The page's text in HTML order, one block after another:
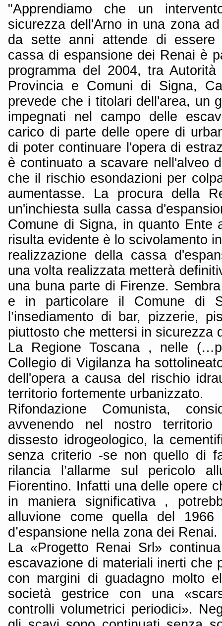
"Apprendiamo che un
sicurezza dell'Arno in una zona
da sette anni attende di essere
cassa di espansione dei Renai è
programma del 2004, tra
Provincia e Comuni di Signa,
prevede che i titolari dell'area, un
impegnati nel campo delle
carico di parte delle opere di
di poter continuare l'opera di
è continuato a scavare nell'alveo
che il rischio esondazioni per
aumentasse. La procura della
un'inchiesta sulla cassa
Comune di Signa, in quanto Ente
risulta evidente è lo scivolamento
realizzazione della cassa
una volta realizzata metterà
una buna parte di Firenze.
e in particolare il Comune di
l’insediamento di bar, pizzerie,
piuttosto che mettersi in sicurezza
La Regione Toscana , nelle
Collegio di Vigilanza ha
dell'opera a causa del rischio
territorio fortemente urbanizzato.
Rifondazione Comunista,
avvenendo nel nostro
dissesto idrogeologico, la
senza criterio -se non quello di
rilancia l’allarme sul pericolo
Fiorentino. Infatti una delle opere
in maniera significativa ,
alluvione come quella del
d’espansione nella zona dei Renai.
La «Progetto Renai Srl»
escavazione di materiali inerti che
con margini di guadagno molto
società gestrice con una
controlli volumetrici periodici».